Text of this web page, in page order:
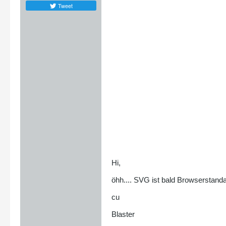
Tweet
Hi,
öhh.... SVG ist bald
cu
Blaster